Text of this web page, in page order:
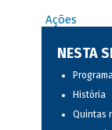
Ações
NESTA
História
Quintas